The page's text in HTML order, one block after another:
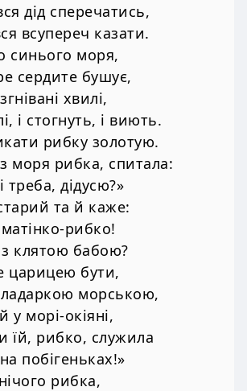
дід сперечатись,
всупереч казати.
синього моря,
сердите бушує,
хвилі,
і стогнуть, і виють.
рибку золотую.
моря рибка, спитала:
треба, дідусю?»
та й каже:
рибко!
клятою бабою?
царицею бути,
морською,
морі-окіяні,
їй, рибко, служила
побігеньках!»
рибка,